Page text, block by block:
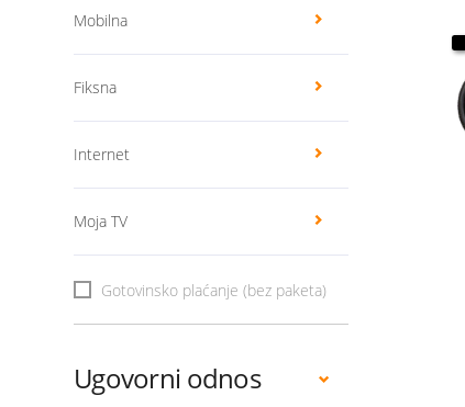
Mobilna
Fiksna
Internet
Moja TV
Gotovinsko plaćanje (bez paketa)
Ugovorni odnos